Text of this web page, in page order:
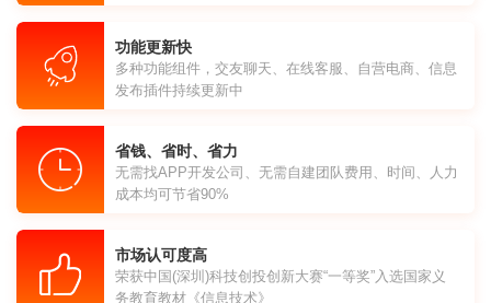
功能更新快
多种功能组件，交友聊天、在线客服、自营电商、信息
发布插件持续更新中
省钱、省时、省力
无需找APP开发公司、无需自建团队费用、时间、人力
成本均可节省90%
市场认可度高
荣获中国(深圳)科技创投创新大赛“一等奖”入选国家义
务教育教材《信息技术》